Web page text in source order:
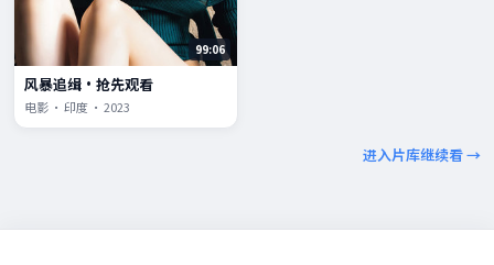
99:06
风暴追缉·抢先观看
电影 · 印度 · 2023
进入片库继续看 →